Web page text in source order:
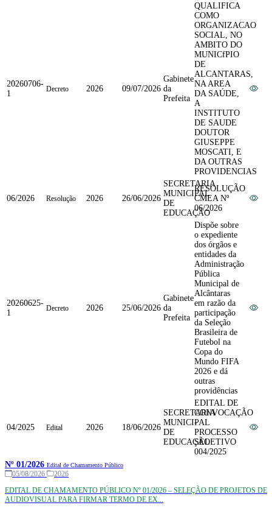
20260706-
1
Decreto 2026 09/07/2026
Gabinete
da
Prefeita
QUALIFICA
COMO
ORGANIZACAO
SOCIAL, NO
AMBITO DO
MUNICfPIO
DE
ALCANTARAS,
NA AREA
DA SAÚDE,
A
INSTITUTO
DE SAUDE
DOUTOR
GIUSEPPE
MOSCATI, E
DA OUTRAS
PROVIDENCIAS
06/2026 Resolução 2026 26/06/2026
SECRETARIA
MUNICIPAL
DE
EDUCAÇÃO
RESOLUÇÃO
CMEA Nº
06/2026
20260625-
1
Decreto 2026 25/06/2026
Gabinete
da
Prefeita
Dispõe sobre
o expediente
dos órgãos e
entidades da
Administração
Pública
Municipal de
Alcântaras
em razão da
participação
da Seleção
Brasileira de
Futebol na
Copa do
Mundo FIFA
2026 e dá
outras
providências
04/2025 Edital 2026 18/06/2026
SECRETARIA
MUNICIPAL
DE
EDUCAÇÃO
EDITAL DE
CONVOCAÇÃO
-
PROCESSO
SELETIVO
004/2025
Nº 01/2026 Edital de Chamamento Público
05/08/2026
2026
EDITAL DE CHAMAMENTO PÚBLICO Nº 01/2026 – SELEÇÃO DE PROJETOS DE
AUDIOVISUAL PARA FIRMAR TERMO DE EX...